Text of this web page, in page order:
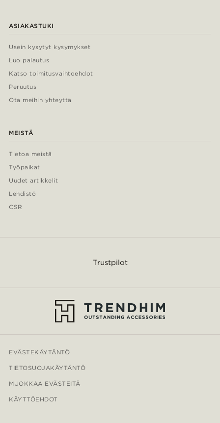
ASIAKASTUKI
Usein kysytyt kysymykset
Luo palautus
Katso toimitusvaihtoehdot
Peruutus
Ota meihin yhteyttä
MEISTÄ
Tietoa meistä
Työpaikat
Uudet artikkelit
Lehdistö
CSR
Trustpilot
EVÄSTEKÄYTÄNTÖ
TIETOSUOJAKÄYTÄNTÖ
MUOKKAA EVÄSTEITÄ
KÄYTTÖEHDOT